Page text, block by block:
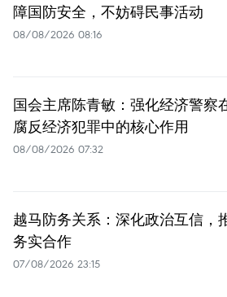
障国防安全，不妨碍民事活动
08/08/2026 08:16
国会主席陈青敏：强化经济警察
腐反经济犯罪中的核心作用
08/08/2026 07:32
越马防务关系：深化政治互信，
务实合作
07/08/2026 23:15